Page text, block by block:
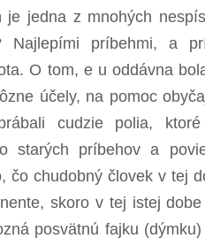
jedna z mnohých
Najlepími príbehmi, a
O tom, e u oddávna
účely, na pomoc
cudzie polia,
starých príbehov a
čo chudobný človek v tej
skoro v tej istej
posvätnú fajku